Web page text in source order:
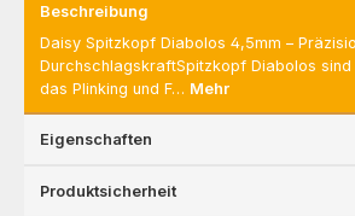
Beschreibung
Daisy Spitzkopf Diabolos 4,5mm –
DurchschlagskraftSpitzkopf Diabolos
das Plinking und F… Mehr
Eigenschaften
Produktsicherheit